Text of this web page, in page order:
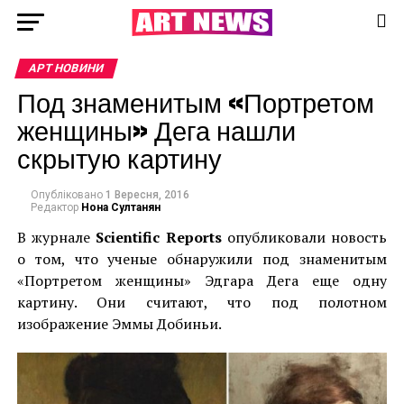
АРТ НОВИНИ
Под знаменитым «Портретом
женщины» Дега нашли
скрытую картину
Опубліковано 1 Вересня, 2016
Редактор Нона Султанян
В журнале Scientific Reportsопубликовали новость
о том, что ученые обнаружили под знаменитым
«Портретом женщины» Эдгара Дега еще одну
картину. Они считают, что под полотном
изображение Эммы Добиньи.